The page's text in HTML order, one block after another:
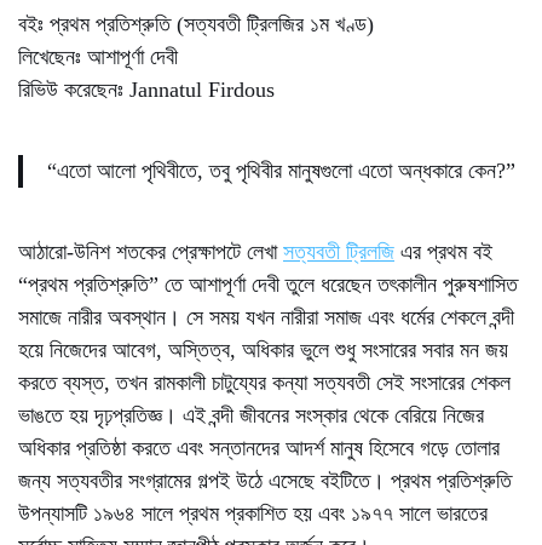
বইঃ প্রথম প্রতিশ্রুতি (সত্যবতী ট্রিলজির ১ম খণ্ড)
লিখেছেনঃ আশাপূর্ণা দেবী
রিভিউ করেছেনঃ Jannatul Firdous
“এতো আলো পৃথিবীতে, তবু পৃথিবীর মানুষগুলো এতো অন্ধকারে কেন?”
আঠারো-উনিশ শতকের প্রেক্ষাপটে লেখা সত্যবতী ট্রিলজি এর প্রথম বই
“প্রথম প্রতিশ্রুতি” তে আশাপূর্ণা দেবী তুলে ধরেছেন তৎকালীন পুরুষশাসিত
সমাজে নারীর অবস্থান। সে সময় যখন নারীরা সমাজ এবং ধর্মের শেকলে বন্দী
হয়ে নিজেদের আবেগ, অস্তিত্ব, অধিকার ভুলে শুধু সংসারের সবার মন জয়
করতে ব্যস্ত, তখন রামকালী চাটুয্যের কন্যা সত্যবতী সেই সংসারের শেকল
ভাঙতে হয় দৃঢ়প্রতিজ্ঞ। এই বন্দী জীবনের সংস্কার থেকে বেরিয়ে নিজের
অধিকার প্রতিষ্ঠা করতে এবং সন্তানদের আদর্শ মানুষ হিসেবে গড়ে তোলার
জন্য সত্যবতীর সংগ্রামের গল্পই উঠে এসেছে বইটিতে। প্রথম প্রতিশ্রুতি
উপন্যাসটি ১৯৬৪ সালে প্রথম প্রকাশিত হয় এবং ১৯৭৭ সালে ভারতের